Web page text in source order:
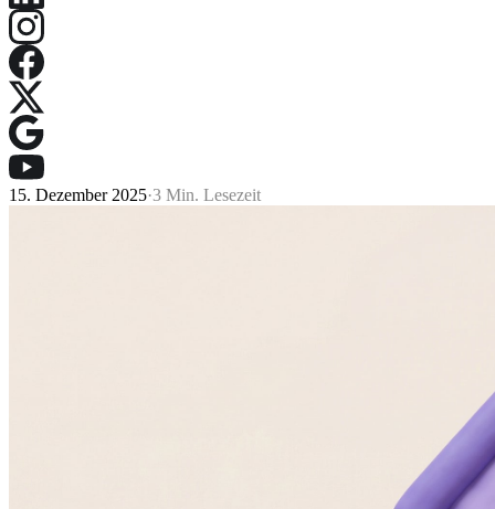
15. Dezember 2025·3 Min. Lesezeit